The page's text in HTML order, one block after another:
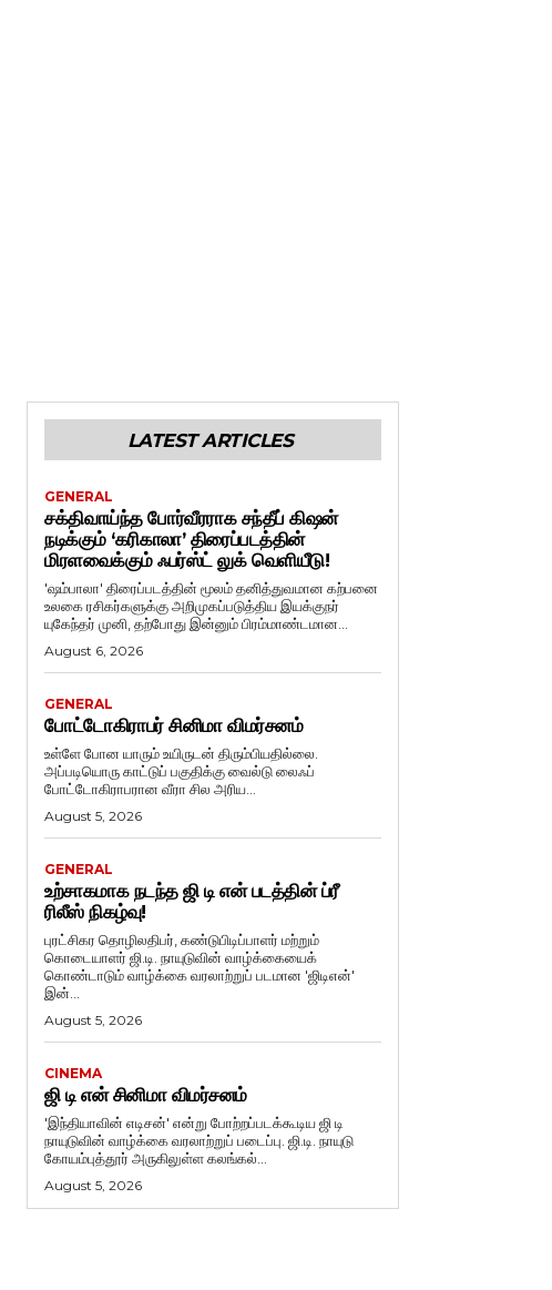
LATEST ARTICLES
GENERAL
சக்திவாய்ந்த போர்வீரராக சந்தீப் கிஷன்
நடிக்கும் ‘கரிகாலா’ திரைப்படத்தின்
மிரளவைக்கும் ஃபர்ஸ்ட் லுக் வெளியீடு!
'ஷம்பாலா' திரைப்படத்தின் மூலம் தனித்துவமான கற்பனை
உலகை ரசிகர்களுக்கு அறிமுகப்படுத்திய இயக்குநர்
யுகேந்தர் முனி, தற்போது இன்னும் பிரம்மாண்டமான...
August 6, 2026
GENERAL
போட்டோகிராபர் சினிமா விமர்சனம்
உள்ளே போன யாரும் உயிருடன் திரும்பியதில்லை.
அப்படியொரு காட்டுப் பகுதிக்கு வைல்டு லைஃப்
போட்டோகிராபரான வீரா சில அரிய...
August 5, 2026
GENERAL
உற்சாகமாக நடந்த ஜி டி என் படத்தின் ப்ரீ
ரிலீஸ் நிகழ்வு!
புரட்சிகர தொழிலதிபர், கண்டுபிடிப்பாளர் மற்றும்
கொடையாளர் ஜி.டி. நாயுடுவின் வாழ்க்கையைக்
கொண்டாடும் வாழ்க்கை வரலாற்றுப் படமான 'ஜிடிஎன்'
இன்...
August 5, 2026
CINEMA
ஜி டி என் சினிமா விமர்சனம்
'இந்தியாவின் எடிசன்' என்று போற்றப்படக்கூடிய ஜி டி
நாயுடுவின் வாழ்க்கை வரலாற்றுப் படைப்பு. ஜி.டி. நாயுடு
கோயம்புத்தூர் அருகிலுள்ள கலங்கல்...
August 5, 2026